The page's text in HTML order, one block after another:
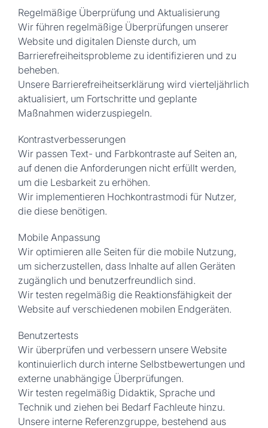
Regelmäßige Überprüfung und Aktualisierung
Wir führen regelmäßige Überprüfungen unserer
Website und digitalen Dienste durch, um
Barrierefreiheitsprobleme zu identifizieren und zu
beheben.
Unsere Barrierefreiheitserklärung wird vierteljährlich
aktualisiert, um Fortschritte und geplante
Maßnahmen widerzuspiegeln.
Kontrastverbesserungen
Wir passen Text- und Farbkontraste auf Seiten an,
auf denen die Anforderungen nicht erfüllt werden,
um die Lesbarkeit zu erhöhen.
Wir implementieren Hochkontrastmodi für Nutzer,
die diese benötigen.
Mobile Anpassung
Wir optimieren alle Seiten für die mobile Nutzung,
um sicherzustellen, dass Inhalte auf allen Geräten
zugänglich und benutzerfreundlich sind.
Wir testen regelmäßig die Reaktionsfähigkeit der
Website auf verschiedenen mobilen Endgeräten.
Benutzertests
Wir überprüfen und verbessern unsere Website
kontinuierlich durch interne Selbstbewertungen und
externe unabhängige Überprüfungen.
Wir testen regelmäßig Didaktik, Sprache und
Technik und ziehen bei Bedarf Fachleute hinzu.
Unsere interne Referenzgruppe, bestehend aus